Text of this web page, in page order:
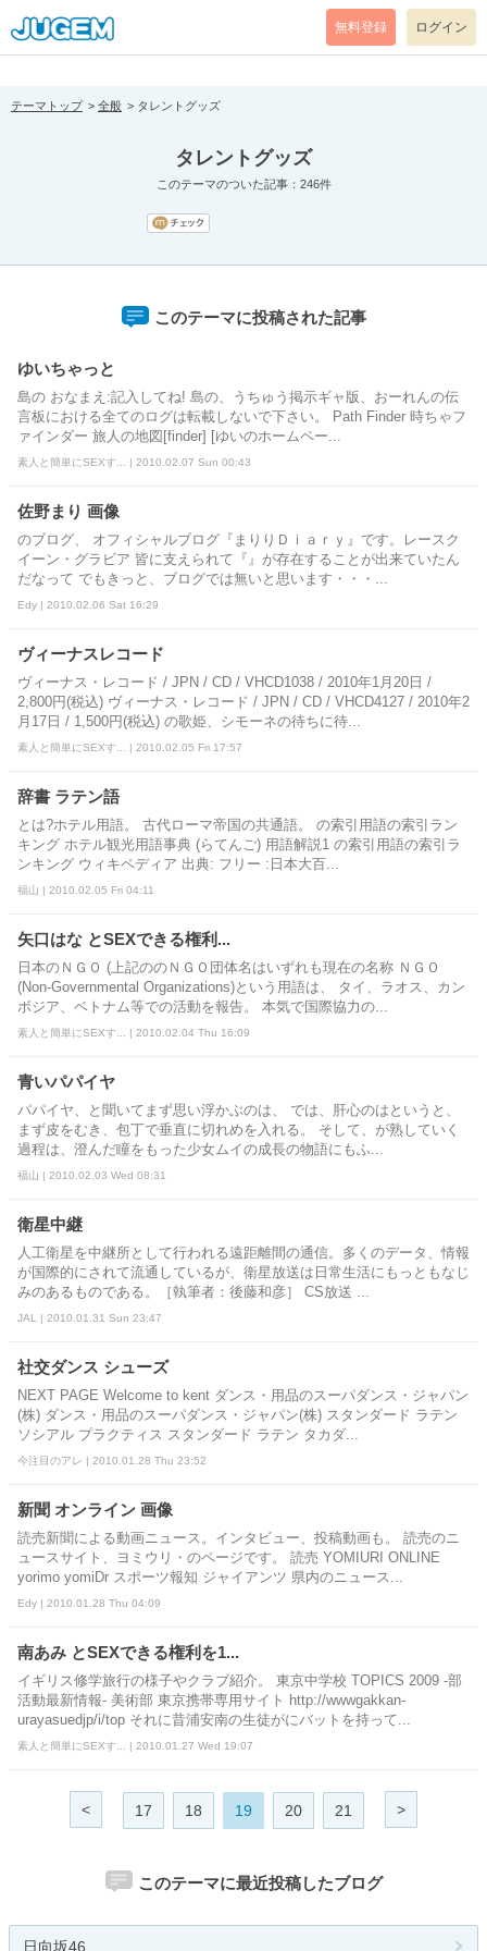
[pear_error: message="Success" code=0 mode=return level=notice
prefix="" info=""]
無料登録 ログイン
テーマトップ 全般 タレントグッズ
タレントグッズ
このテーマのついた記事：246件
このテーマに投稿された記事
ゆいちゃっと
島の おなまえ:記入してね! 島の、うちゅう掲示ギャ版、おーれんの伝
言板における全てのログは転載しないで下さい。 Path Finder 時ちゃフ
ァインダー 旅人の地図[finder] [ゆいのホームペー...
素人と簡単にSEXす... | 2010.02.07 Sun 00:43
佐野まり 画像
のブログ、 オフィシャルブログ『まりりＤｉａｒｙ』です。レースク
イーン・グラビア 皆に支えられて『』が存在することが出来ていたん
だなって でもきっと、ブログでは無いと思います・・・...
Edy | 2010.02.06 Sat 16:29
ヴィーナスレコード
ヴィーナス・レコード / JPN / CD / VHCD1038 / 2010年1月20日 /
2,800円(税込) ヴィーナス・レコード / JPN / CD / VHCD4127 / 2010年2
月17日 / 1,500円(税込) の歌姫、シモーネの待ちに待...
素人と簡単にSEXす... | 2010.02.05 Fri 17:57
辞書 ラテン語
とは?ホテル用語。 古代ローマ帝国の共通語。 の索引用語の索引ラン
キング ホテル観光用語事典 (らてんご) 用語解説1 の索引用語の索引ラ
ンキング ウィキペディア 出典: フリー :日本大百...
福山 | 2010.02.05 Fri 04:11
矢口はな とSEXできる権利...
日本のＮＧＯ (上記ののＮＧＯ団体名はいずれも現在の名称 ＮＧＯ
(Non-Governmental Organizations)という用語は、 タイ、ラオス、カン
ボジア、ベトナム等での活動を報告。 本気で国際協力の...
素人と簡単にSEXす... | 2010.02.04 Thu 16:09
青いパパイヤ
パパイヤ、と聞いてまず思い浮かぶのは、 では、肝心のはというと、
まず皮をむき、包丁で垂直に切れめを入れる。 そして、が熟していく
過程は、澄んだ瞳をもった少女ムイの成長の物語にもふ...
福山 | 2010.02.03 Wed 08:31
衛星中継
人工衛星を中継所として行われる遠距離間の通信。多くのデータ、情報
が国際的にされて流通しているが、衛星放送は日常生活にもっともなじ
みのあるものである。［執筆者：後藤和彦］ CS放送 ...
JAL | 2010.01.31 Sun 23:47
社交ダンス シューズ
NEXT PAGE Welcome to kent ダンス・用品のスーパダンス・ジャパン
(株) ダンス・用品のスーパダンス・ジャパン(株) スタンダード ラテン
ソシアル プラクティス スタンダード ラテン タカダ...
今注目のアレ | 2010.01.28 Thu 23:52
新聞 オンライン 画像
読売新聞による動画ニュース。インタビュー、投稿動画も。 読売のニ
ュースサイト、ヨミウリ・のページです。 読売 YOMIURI ONLINE
yorimo yomiDr スポーツ報知 ジャイアンツ 県内のニュース...
Edy | 2010.01.28 Thu 04:09
南あみ とSEXできる権利を1...
イギリス修学旅行の様子やクラブ紹介。 東京中学校 TOPICS 2009 -部
活動最新情報- 美術部 東京携帯専用サイト http://wwwgakkan-
urayasuedjp/i/top それに昔浦安南の生徒がにバットを持って...
素人と簡単にSEXす... | 2010.01.27 Wed 19:07
< 17 18 19 20 21 >
このテーマに最近投稿したブログ
日向坂46